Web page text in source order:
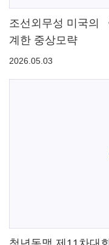
조선외무성 미국의
계한 중상모략
2026.05.03